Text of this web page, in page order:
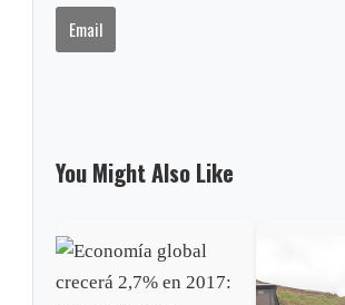
Email
You Might Also Like